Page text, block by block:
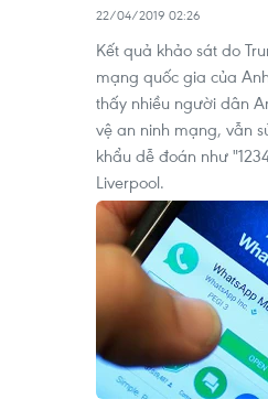
22/04/2019 02:26
Kết quả khảo sát do
mạng quốc gia của
thấy nhiều người dân
vệ an ninh mạng, vẫn
khẩu dễ đoán như
Liverpool.